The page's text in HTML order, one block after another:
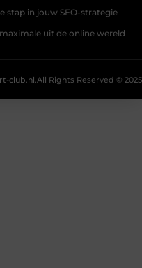
stap in jouw SEO-strategie
uit de online wereld
All Rights Reserved © 2025
club.nl.